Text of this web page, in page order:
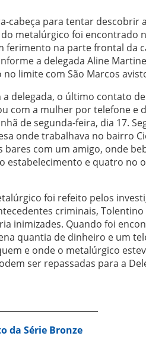
cabeça para tentar descobrir
metalúrgico foi encontrado
ferimento na parte frontal da
a delegada Aline
limite com São Marcos
delegada, o último contato
com a mulher por telefone e
de segunda-feira, dia 17.
onde trabalhava no bairro
com um amigo, onde
estabelecimento e quatro no
foi refeito pelos
criminais,
inimizades. Quando foi
quantia de dinheiro e um
e onde o metalúrgico
ser repassadas para a
da Série Bronze